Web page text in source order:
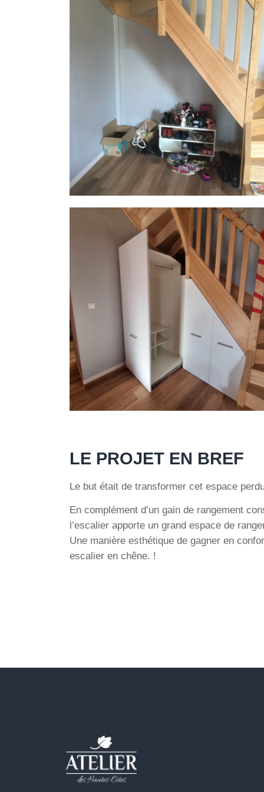
LE PROJET EN BREF
Le but était de transformer cet espace
En complément d’un gain de rangement
l’escalier apporte un grand espace de
Une manière esthétique de gagner en
escalier en chêne. !